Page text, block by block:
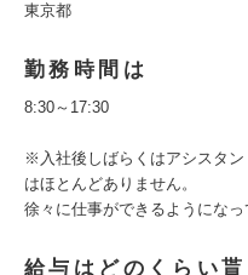
東京都
勤務時間は
8:30～17:30
※入社後しばらくはアシスタ
はほとんどありません。
徐々に仕事ができるようになっ
給与はどのくらい